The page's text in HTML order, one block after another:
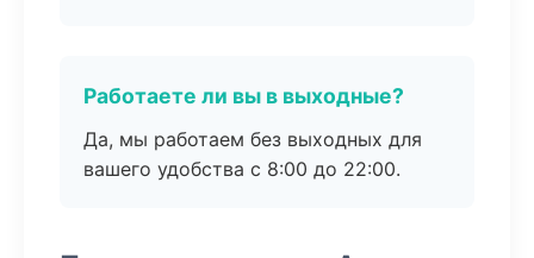
Работаете ли вы в выходные?
Да, мы работаем без выходных для
вашего удобства с 8:00 до 22:00.